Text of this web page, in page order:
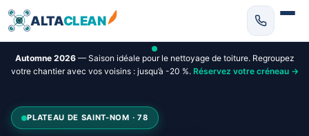
ALTACLEAN
Automne 2026— Saison idéale pour le nettoyage de toiture. Regroupez
votre chantier avec vos voisins : jusqu’à -20 %. Réservez votre créneau →
PLATEAU DE SAINT-NOM · 78